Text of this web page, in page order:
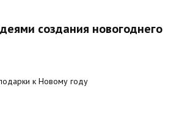
создания новогоднего
к Новому году